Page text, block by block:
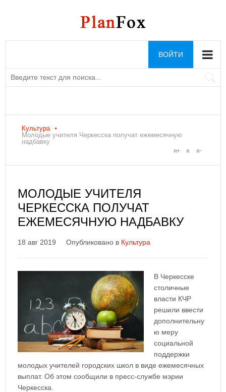
ВОЙТИ
Культура
Молодые учителя Черкесска получат ежемесячную
надбавку
МОЛОДЫЕ УЧИТЕЛЯ
ЧЕРКЕССКА ПОЛУЧАТ
ЕЖЕМЕСЯЧНУЮ НАДБАВКУ
18 авг 2019 Опубликовано в Культура
В Черкесске
столичные
власти КЧР
решили ввести
дополнительну
ю меру
социальной
поддержки
молодых учителей городских школ в виде ежемесячных
выплат. Об этом сообщили в пресс-службе мэрии
Черкесска.